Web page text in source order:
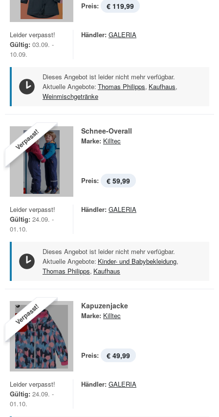
Preis: € 119,99
Leider verpasst!
Gültig: 03.09. -
10.09.
Händler: GALERIA
Dieses Angebot ist leider nicht mehr verfügbar.
Aktuelle Angebote: Thomas Philipps, Kaufhaus,
Weinmischgetränke
Verpasst! Schnee-Overall
Marke: Killtec
Preis: € 59,99
Leider verpasst!
Gültig: 24.09. -
01.10.
Händler: GALERIA
Dieses Angebot ist leider nicht mehr verfügbar.
Aktuelle Angebote: Kinder- und Babybekleidung,
Thomas Philipps, Kaufhaus
Verpasst! Kapuzenjacke
Marke: Killtec
Preis: € 49,99
Leider verpasst!
Gültig: 24.09. -
01.10.
Händler: GALERIA